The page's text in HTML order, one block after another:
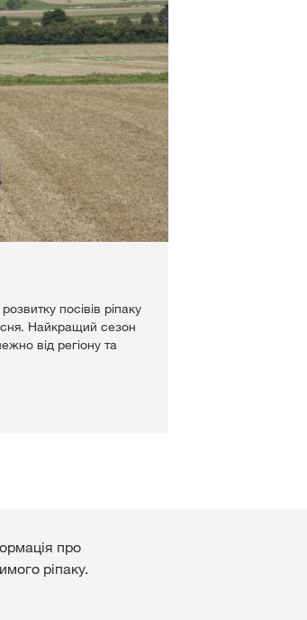
посівів ріпаку
Найкращий сезон
від регіону та
про
ріпаку.